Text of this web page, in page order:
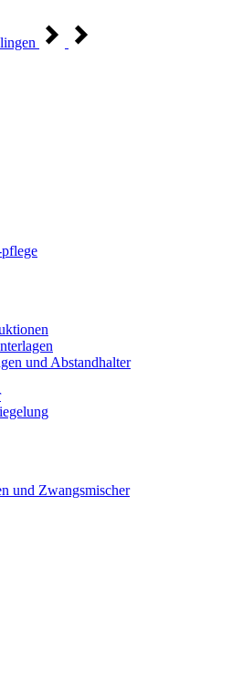
und Abstandhalter
und Zwangsmischer